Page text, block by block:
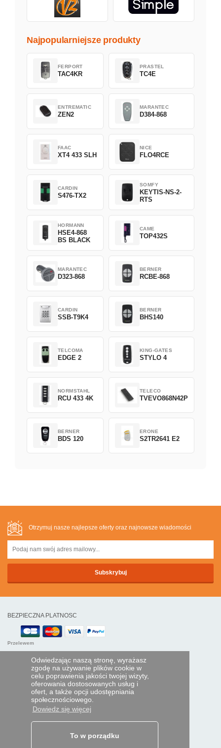
Odwiedzając naszą stronę, wyrażasz
zgodę na używanie plików cookie w
celu poprawienia jakości twojej wizyty,
oferowania dostosowanych usług i
ofert, a także opcji udostępniania
społecznościowego.
Dowiedz się więcej
To w porządku
Najpopularniejsze produkty
FERPORT
TAC4KR
PRASTEL
TC4E
ENTREMATIC
ZEN2
MARANTEC
D384-868
FAAC
XT4 433 SLH
NICE
FLO4RCE
CARDIN
S476-TX2
SOMFY
KEYTIS-NS-2-
RTS
HORMANN
HSE4-868
BS BLACK
CAME
TOP432S
MARANTEC
D323-868
BERNER
RCBE-868
CARDIN
SSB-T9K4
BERNER
BHS140
TELCOMA
EDGE 2
KING-GATES
STYLO 4
NORMSTAHL
RCU 433 4K
TELECO
TVEVO868N42P
BERNER
BDS 120
ERONE
S2TR2641 E2
Otrzymuj nasze najlepsze oferty oraz najnowsze wiadomości
BEZPIECZNA PLATNOSC
Przelewem
POMOC I USŁUGI
Śledź swoje zamówienie
PILOTY EXPRESS
Kim jesteśmy?
Dane osobowe